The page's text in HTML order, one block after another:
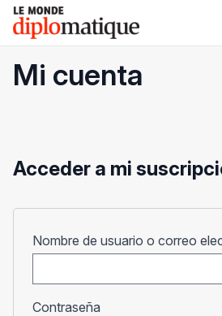
Skip
content
Le monde diplomatique
Mi cuenta
Acceder a mi
Nombre de usuario o correo
Contraseña